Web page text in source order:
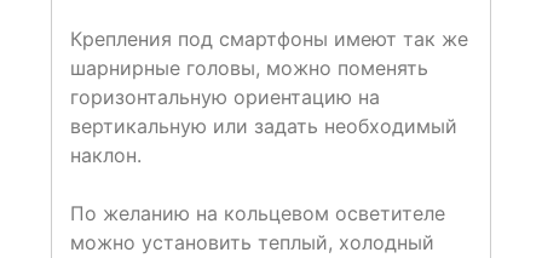
Крепления под смартфоны имеют так же
шарнирные головы, можно поменять
горизонтальную ориентацию на
вертикальную или задать необходимый
наклон.
По желанию на кольцевом осветителе
можно установить теплый, холодный